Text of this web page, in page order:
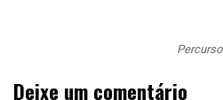
Percurso
Deixe um comentário